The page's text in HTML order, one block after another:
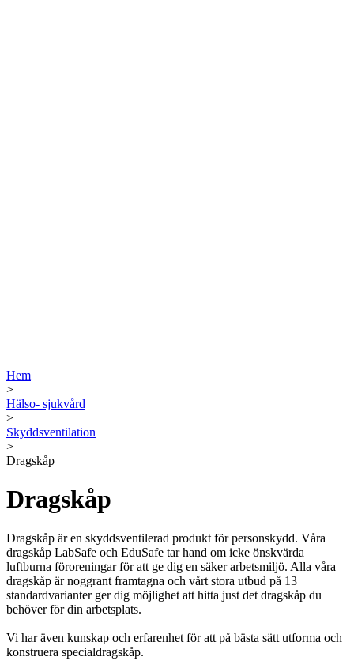
Hem
>
Hälso- sjukvård
>
Skyddsventilation
>
Dragskåp
Dragskåp
Dragskåp är en skyddsventilerad produkt för personskydd. Våra
dragskåp LabSafe och EduSafe tar hand om icke önskvärda
luftburna föroreningar för att ge dig en säker arbetsmiljö. Alla våra
dragskåp är noggrant framtagna och vårt stora utbud på 13
standardvarianter ger dig möjlighet att hitta just det dragskåp du
behöver för din arbetsplats.
Vi har även kunskap och erfarenhet för att på bästa sätt utforma och
konstruera specialdragskåp.